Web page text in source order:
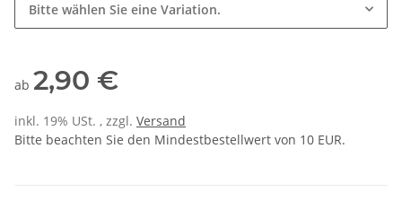
Bitte wählen Sie eine Variation.
ab 2,90 €
inkl. 19% USt. , zzgl. Versand
Bitte beachten Sie den Mindestbestellwert von 10 EUR.